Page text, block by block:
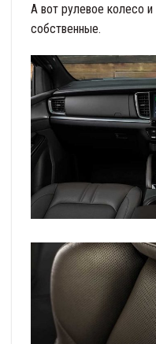
А вот рулевое колесо и
собственные.